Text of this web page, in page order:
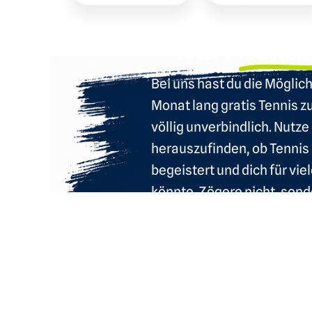
Bei uns hast du die
Monat lang gratis Tennis
völlig unverbindlich. Nutze
herauszufinden, ob
begeistert und dich für
könnte. Zögere nicht,